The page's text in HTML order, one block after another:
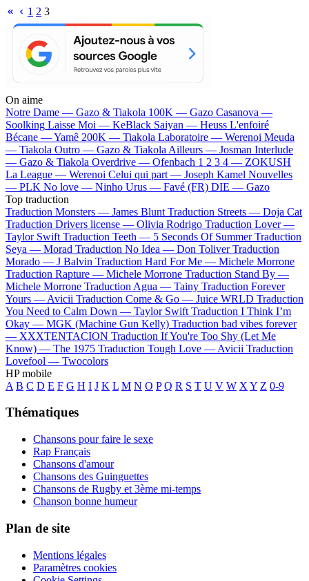
1 2 3
On aime
Notre Dame — Gazo & Tiakola 100K — Gazo Casanova —
Soolking Laisse Moi — KeBlack Saiyan — Heuss L'enfoiré
Bécane —Yamê 200K — Tiakola Laboratoire — Werenoi Meuda
— Tiakola Outro — Gazo & Tiakola Ailleurs — Josman Interlude
— Gazo & Tiakola Overdrive — Ofenbach 1 2 3 4 — ZOKUSH
La League — Werenoi Celui qui part — Joseph Kamel Nouvelles
— PLK No love — Ninho Urus — Favé (FR) DIE — Gazo
Top traduction
Traduction Monsters — James Blunt Traduction Streets — Doja Cat
Traduction Drivers license — Olivia Rodrigo Traduction Lover —
Taylor Swift Traduction Teeth — 5 Seconds Of Summer Traduction
Seya — Morad Traduction No Idea — Don Toliver Traduction
Morado — J Balvin Traduction Hard For Me — Michele Morrone
Traduction Rapture — Michele Morrone Traduction Stand By —
Michele Morrone Traduction Agua — Tainy Traduction Forever
Yours — Avicii Traduction Come & Go — Juice WRLD Traduction
You Need to Calm Down — Taylor Swift Traduction I Think I’m
Okay — MGK (Machine Gun Kelly) Traduction bad vibes forever
— XXXTENTACION Traduction If You're Too Shy (Let Me
Know) — The 1975 Traduction Tough Love — Avicii Traduction
Lovefool — Twocolors
HP mobile
A B C D E F G H I J K L M N O P Q R S T U V W X Y Z 0-9
Thématiques
Chansons pour faire le sexe
Rap Français
Chansons d'amour
Chansons des Guinguettes
Chansons de Rugby et 3ème mi-temps
Chanson bonne humeur
Plan de site
Mentions légales
Paramètres cookies